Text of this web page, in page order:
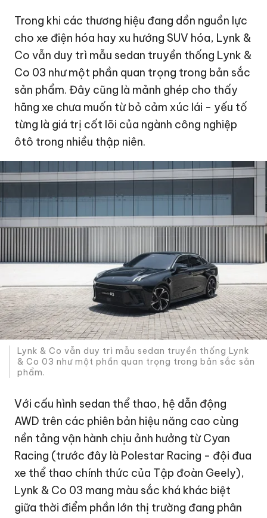
Trong khi các thương hiệu đang dồn nguồn lực
cho xe điện hóa hay xu hướng SUV hóa, Lynk &
Co vẫn duy trì mẫu sedan truyền thống Lynk &
Co 03 như một phần quan trọng trong bản sắc
sản phẩm. Đây cũng là mảnh ghép cho thấy
hãng xe chưa muốn từ bỏ cảm xúc lái - yếu tố
từng là giá trị cốt lõi của ngành công nghiệp
ôtô trong nhiều thập niên.
Lynk & Co vẫn duy trì mẫu sedan truyền thống Lynk
& Co 03 như một phần quan trọng trong bản sắc sản
phẩm.
Với cấu hình sedan thể thao, hệ dẫn động
AWD trên các phiên bản hiệu năng cao cùng
nền tảng vận hành chịu ảnh hưởng từ Cyan
Racing (trước đây là Polestar Racing - đội đua
xe thể thao chính thức của Tập đoàn Geely),
Lynk & Co 03 mang màu sắc khá khác biệt
giữa thời điểm phần lớn thị trường đang phân